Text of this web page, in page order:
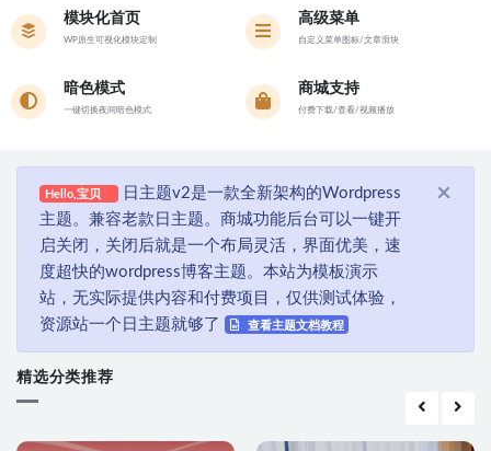
模块化首页
WP原生可视化模块定制
高级菜单
自定义菜单图标/文章滑块
暗色模式
一键切换夜间暗色模式
商城支持
付费下载/查看/视频播放
Hello,宝贝
日主题v2是一款全新架构的Wordpress
主题。兼容老款日主题。商城功能后台可以一键开
启关闭，关闭后就是一个布局灵活，界面优美，速
度超快的wordpress博客主题。本站为模板演示
站，无实际提供内容和付费项目，仅供测试体验，
资源站一个日主题就够了
查看主题文档教程
×
精选分类推荐